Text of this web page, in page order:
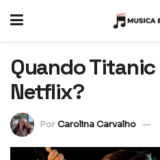
Quando
Netflix?
PorCarolina Carvalho